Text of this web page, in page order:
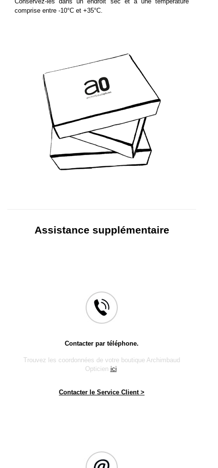
comprise entre -10°C et +35°C.
Assistance supplémentaire
Contacter par téléphone.
Trouvez les coordonnées de votre boutique Archimbaud
Opticien ici.
Contacter le Service Client >